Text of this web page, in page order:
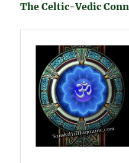
The Celtic-Vedic